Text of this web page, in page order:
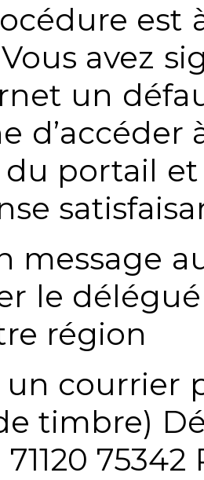
est
avez
un
du portail
message
le
région
un courrier
timbre)
75342